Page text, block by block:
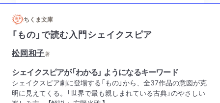
ちくま文庫
「もの」で読む入門シェイクスピア
松岡和子著
シェイクスピアが「わかる」 ようになるキーワード
シェイクスピア劇に登場する「もの」から、全37作品の意図が克
明に見えてくる。「世界で最も親しまれている古典」のやさしい